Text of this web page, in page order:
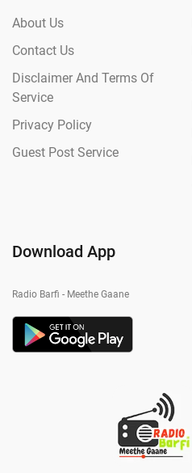
About Us
Contact Us
Disclaimer And Terms Of
Service
Privacy Policy
Guest Post Service
Download App
Radio Barfi - Meethe Gaane